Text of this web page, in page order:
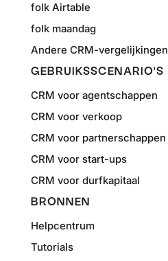
folk Airtable
folk maandag
Andere CRM-vergelijkingen
GEBRUIKSSCENARIO'S
CRM voor agentschappen
CRM voor verkoop
CRM voor partnerschappen
CRM voor start-ups
CRM voor durfkapitaal
BRONNEN
Helpcentrum
Tutorials